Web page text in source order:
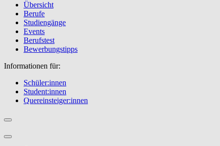
Übersicht
Berufe
Studiengänge
Events
Berufstest
Bewerbungstipps
Informationen für:
Schüler:innen
Student:innen
Quereinsteiger:innen